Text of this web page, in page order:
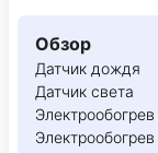
Обзор
Датчик дождя
Датчик света